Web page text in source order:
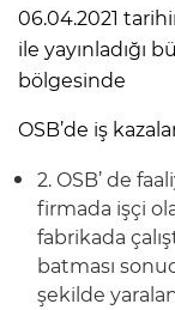
06.04.2021
ile yayınladığı
bölgesinde
OSB’de iş
2. OSB’ de
firmada işçi
fabrikada
batması
şekilde